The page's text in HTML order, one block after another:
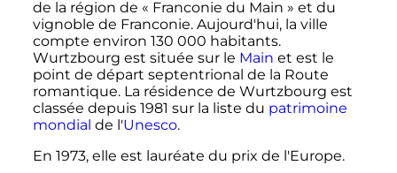
de la région de « Franconie du Main » et du
vignoble de Franconie. Aujourd'hui, la ville
compte environ 130 000 habitants.
Wurtzbourg est située sur le Main et est le
point de départ septentrional de la Route
romantique. La résidence de Wurtzbourg est
classée depuis 1981 sur la liste du patrimoine
mondial de l'Unesco.
En 1973, elle est lauréate du prix de l'Europe.